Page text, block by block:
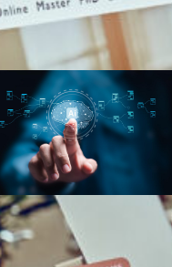
Ana Carolina
Duarte
Inteligência
Artificial